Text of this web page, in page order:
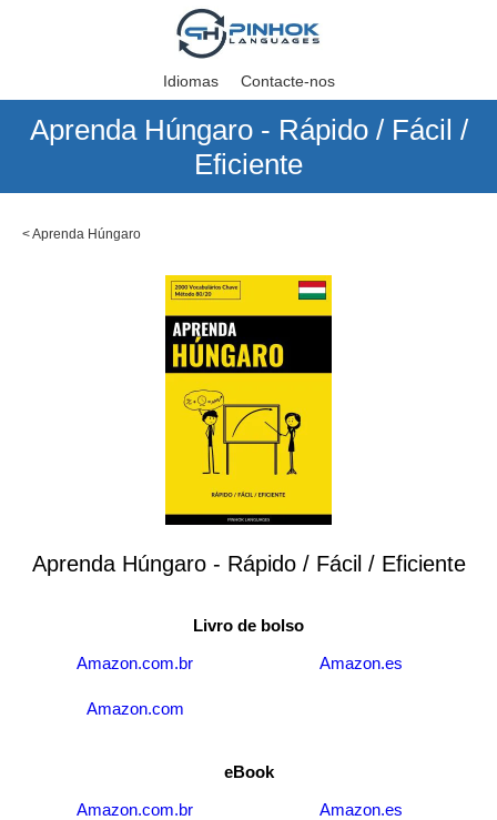
Idiomas Contacte-nos
Aprenda Húngaro - Rápido / Fácil /
Eficiente
<Aprenda Húngaro
Aprenda Húngaro - Rápido / Fácil / Eficiente
Livro de bolso
Amazon.com.br
Amazon.es
Amazon.com
eBook
Amazon.com.br
Amazon.es